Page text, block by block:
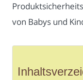
von Babys und